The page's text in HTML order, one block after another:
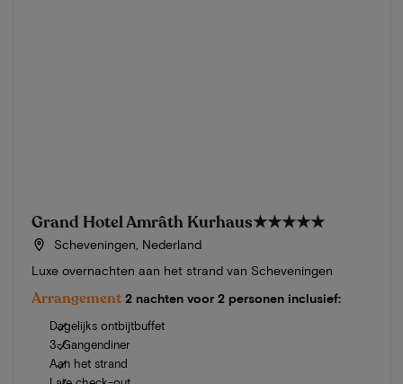
Grand Hotel Amrâth Kurhaus★★★★★
Scheveningen, Nederland
Luxe overnachten aan het strand van Scheveningen
Arrangement 2 nachten voor 2 personen inclusief:
Dagelijks ontbijtbuffet
3-Gangendiner
Aan het strand